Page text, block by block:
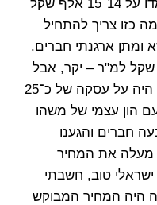
במגדלים הטובים בתל אביב עמדו על 14־15 אלף שקל
כזו צריך להתחיל
ומתן ארגנתי חברים.
עליו היה 17 אלף שקל למ"ר – יקר, אבל
לא משהו קיצוני. למעשה מדובר היה על עסקה של כ־25
הון עצמי של משהו
שבעה חברים והגענו
מעלה את המחיר
ישראלי טוב, חשבתי
היה המחיר המבוקש